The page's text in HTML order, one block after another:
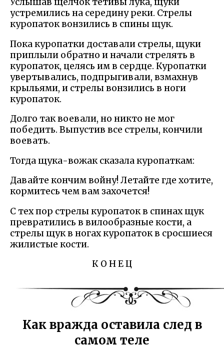
устремились на середину реки. Стрелы
куропаток вонзились в спины щук.
Пока куропатки доставали стрелы, щуки
приплыли обратно и начали стрелять в
куропаток, целясь им в сердце. Куропатки
увертывались, подпрыгивали, взмахнув
крыльями, и стрелы вонзились в ноги
куропаток.
Долго так воевали, но никто не мог
победить. Выпустив все стрелы, кончили
воевать.
Тогда щука-вожак сказала куропаткам:
Давайте кончим войну! Летайте где хотите,
кормитесь чем вам захочется!
С тех пор стрелы куропаток в спинах щук
превратились в вилообразные кости, а
стрелы щук в ногах куропаток в сросшиеся
жилистые кости.
К О Н Е Ц
Как вражда оставила след в
самом теле